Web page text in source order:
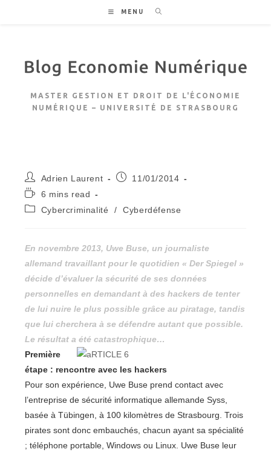
MENU
MASTER GESTION ET DROIT DE L'ÉCONOMIE
NUMÉRIQUE – UNIVERSITÉ DE STRASBOURG
Auteur/autrice
de
la
publication :
Adrien Laurent
Publication
11/01/2014
Temps
de
lecture :
6 mins read
PostCybercriminalité / Cyberdéfense
En novembre 2013, Uwe Buse, un journaliste
allemand travaillant pour le quotidien « Der Spiegel »
décide d’évaluer la sécurité de ses données
personnelles en demandant à des hackers de tenter
de lui nuire le plus possible grâce au piratage, tandis
que lui cherchera à se défendre autant que possible.
Le résultat a été catastrophique…
Première
étape : rencontre avec les hackers
Pour son expérience, Uwe Buse prend contact avec
l’entreprise de sécurité informatique allemande Syss,
basée à Tübingen, à 100 kilomètres de Strasbourg. Trois
pirates sont donc embauchés, chacun ayant sa spécialité
; téléphone portable, Windows ou Linux. Uwe Buse leur